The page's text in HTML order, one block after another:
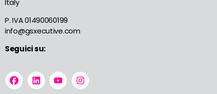
Italy
P. IVA 01490060199
info@gsxecutive.com
Seguici su: